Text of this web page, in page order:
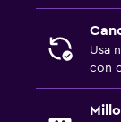
Cuidado de
Usa
con